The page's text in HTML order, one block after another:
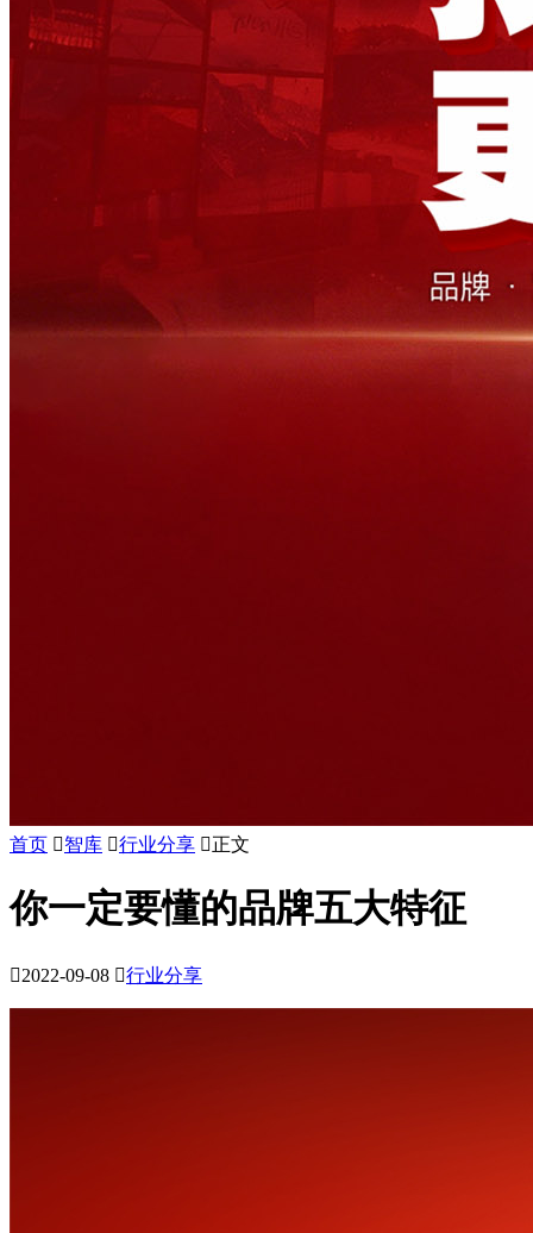
首页 智库 行业分享 正文
你一定要懂的品牌五大特征
2022-09-08 行业分享